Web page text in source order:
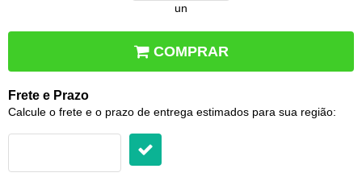
un
COMPRAR
Frete e Prazo
Calcule o frete e o prazo de entrega estimados para sua região: